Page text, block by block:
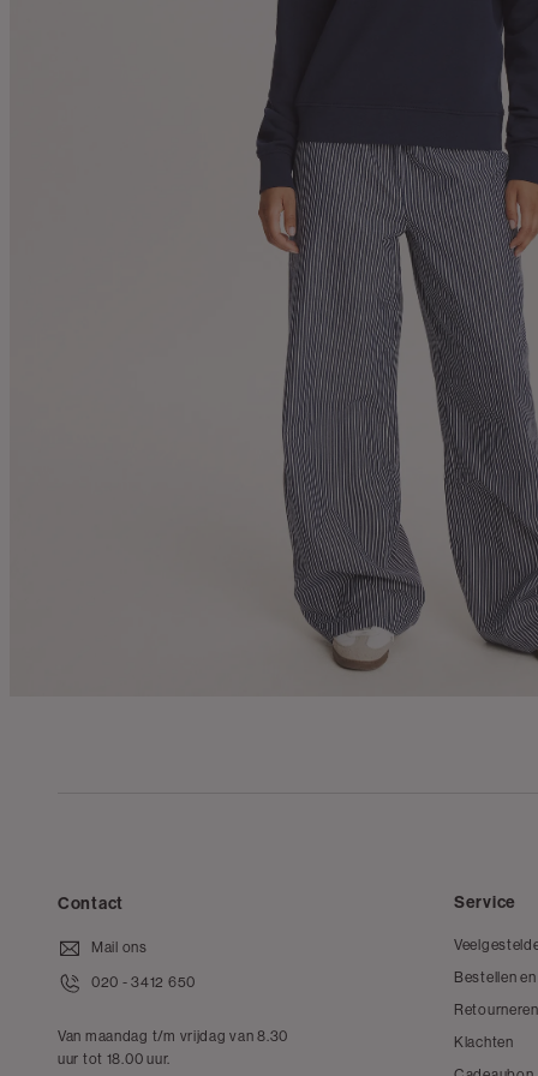
Contact
Mail ons
020 - 3412 650
Van maandag t/m vrijdag van 8.30
uur tot 18.00 uur.
Service
Bestellen
Klachten